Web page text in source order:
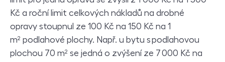
Kč a roční limit celkových nákladů na drobné
opravy stoupnul ze 100 Kč na 150 Kč na 1
m² podlahové plochy. Např. u bytu s podlahovou
plochou 70 m² se jedná o zvýšení ze 7 000 Kč na